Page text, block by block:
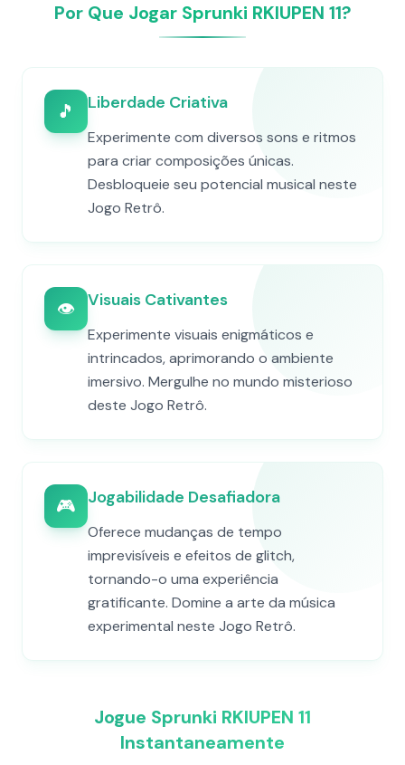
Por Que Jogar Sprunki RKIUPEN 11?
🎵 Liberdade Criativa
Experimente com diversos sons e ritmos
para criar composições únicas.
Desbloqueie seu potencial musical neste
Jogo Retrô.
👁️ Visuais Cativantes
Experimente visuais enigmáticos e
intrincados, aprimorando o ambiente
imersivo. Mergulhe no mundo misterioso
deste Jogo Retrô.
🎮 Jogabilidade Desafiadora
Oferece mudanças de tempo
imprevisíveis e efeitos de glitch,
tornando-o uma experiência
gratificante. Domine a arte da música
experimental neste Jogo Retrô.
Jogue Sprunki RKIUPEN 11
Instantaneamente